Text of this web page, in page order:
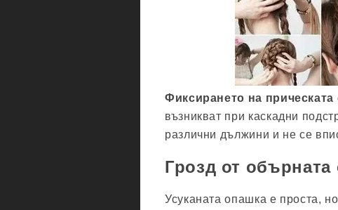
Фиксирането на прическата
възникват при каскадни
различни дължини и не се
Грозд от обърната
Усуканата опашка е проста,